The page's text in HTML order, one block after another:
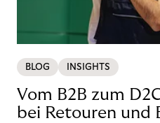
BLOG INSIGHTS
Vom B2B zum
bei Retouren und